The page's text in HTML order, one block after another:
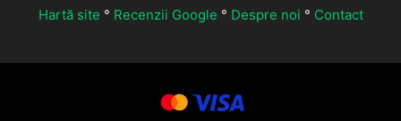
Hartă site ° Recenzii Google ° Despre noi ° Contact